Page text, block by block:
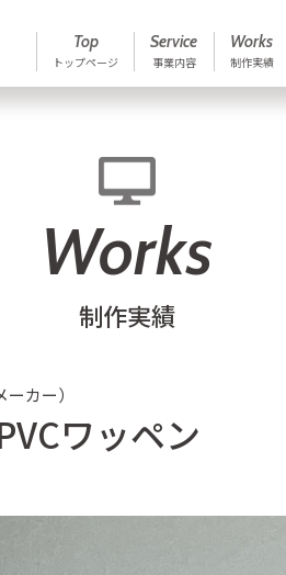
Top
トップページ
Service
事業内容
Works
制作実績
Works
制作実績
カー）
ワッペン